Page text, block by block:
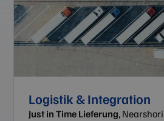
Logistik & Integration
Just in Time Lieferung,